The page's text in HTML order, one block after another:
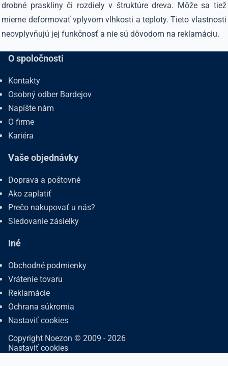
drobné praskliny či rozdiely v štruktúre dreva. Môže sa tiež
mierne deformovať vplyvom vlhkosti a teploty. Tieto vlastnosti
neovplyvňujú jej funkčnosť a nie sú dôvodom na reklamáciu.
O spoločnosti
Kontakty
Osobný odber Bardejov
Napíšte nám
O firme
Kariéra
Vaše objednávky
Doprava a poštovné
Ako zaplatiť
Prečo nakupovať u nás?
Sledovanie zásielky
Iné
Obchodné podmienky
Vrátenie tovaru
Reklamácie
Ochrana súkromia
Nastaviť cookies
Copyright Noezon © 2009 - 2026
Nastaviť cookies